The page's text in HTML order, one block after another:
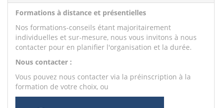
Formations à distance et présentielles
Nos formations-conseils étant majoritairement
individuelles et sur-mesure, nous vous invitons à nous
contacter pour en planifier l'organisation et la durée.
Nous contacter :
Vous pouvez nous contacter via la préinscription à la
formation de votre choix, ou